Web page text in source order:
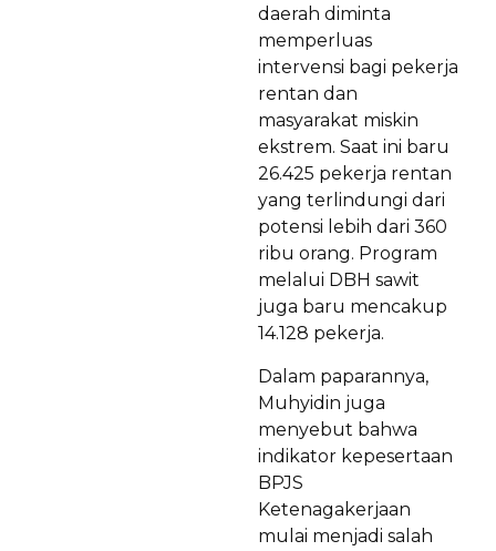
daerah diminta
memperluas
intervensi bagi pekerja
rentan dan
masyarakat miskin
ekstrem. Saat ini baru
26.425 pekerja rentan
yang terlindungi dari
potensi lebih dari 360
ribu orang. Program
melalui DBH sawit
juga baru mencakup
14.128 pekerja.
Dalam paparannya,
Muhyidin juga
menyebut bahwa
indikator kepesertaan
BPJS
Ketenagakerjaan
mulai menjadi salah